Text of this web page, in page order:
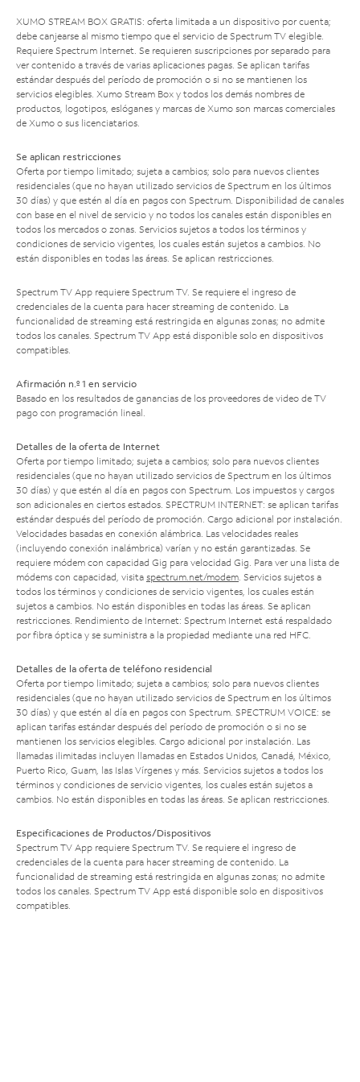
XUMO STREAM BOX GRATIS: oferta limitada a un dispositivo por cuenta;
debe canjearse al mismo tiempo que el servicio de Spectrum TV elegible.
Requiere Spectrum Internet. Se requieren suscripciones por separado para
ver contenido a través de varias aplicaciones pagas. Se aplican tarifas
estándar después del período de promoción o si no se mantienen los
servicios elegibles. Xumo Stream Box y todos los demás nombres de
productos, logotipos, eslóganes y marcas de Xumo son marcas comerciales
de Xumo o sus licenciatarios.
Se aplican restricciones
Oferta por tiempo limitado; sujeta a cambios; solo para nuevos clientes
residenciales (que no hayan utilizado servicios de Spectrum en los últimos
30 días) y que estén al día en pagos con Spectrum. Disponibilidad de canales
con base en el nivel de servicio y no todos los canales están disponibles en
todos los mercados o zonas. Servicios sujetos a todos los términos y
condiciones de servicio vigentes, los cuales están sujetos a cambios. No
están disponibles en todas las áreas. Se aplican restricciones.
Spectrum TV App requiere Spectrum TV. Se requiere el ingreso de
credenciales de la cuenta para hacer streaming de contenido. La
funcionalidad de streaming está restringida en algunas zonas; no admite
todos los canales. Spectrum TV App está disponible solo en dispositivos
compatibles.
Afirmación n.º 1 en servicio
Basado en los resultados de ganancias de los proveedores de video de TV
pago con programación lineal.
Detalles de la oferta de Internet
Oferta por tiempo limitado; sujeta a cambios; solo para nuevos clientes
residenciales (que no hayan utilizado servicios de Spectrum en los últimos
30 días) y que estén al día en pagos con Spectrum. Los impuestos y cargos
son adicionales en ciertos estados. SPECTRUM INTERNET: se aplican tarifas
estándar después del período de promoción. Cargo adicional por instalación.
Velocidades basadas en conexión alámbrica. Las velocidades reales
(incluyendo conexión inalámbrica) varían y no están garantizadas. Se
requiere módem con capacidad Gig para velocidad Gig. Para ver una lista de
módems con capacidad, visita spectrum.net/modem. Servicios sujetos a
todos los términos y condiciones de servicio vigentes, los cuales están
sujetos a cambios. No están disponibles en todas las áreas. Se aplican
restricciones. Rendimiento de Internet: Spectrum Internet está respaldado
por fibra óptica y se suministra a la propiedad mediante una red HFC.
Detalles de la oferta de teléfono residencial
Oferta por tiempo limitado; sujeta a cambios; solo para nuevos clientes
residenciales (que no hayan utilizado servicios de Spectrum en los últimos
30 días) y que estén al día en pagos con Spectrum. SPECTRUM VOICE: se
aplican tarifas estándar después del período de promoción o si no se
mantienen los servicios elegibles. Cargo adicional por instalación. Las
llamadas ilimitadas incluyen llamadas en Estados Unidos, Canadá, México,
Puerto Rico, Guam, las Islas Vírgenes y más. Servicios sujetos a todos los
términos y condiciones de servicio vigentes, los cuales están sujetos a
cambios. No están disponibles en todas las áreas. Se aplican restricciones.
Especificaciones de Productos/Dispositivos
Spectrum TV App requiere Spectrum TV. Se requiere el ingreso de
credenciales de la cuenta para hacer streaming de contenido. La
funcionalidad de streaming está restringida en algunas zonas; no admite
todos los canales. Spectrum TV App está disponible solo en dispositivos
compatibles.